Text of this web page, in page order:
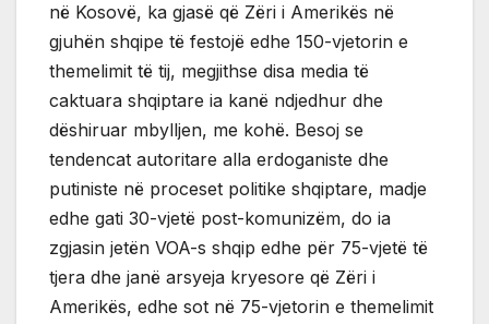
në Kosovë, ka gjasë që Zëri i Amerikës në
gjuhën shqipe të festojë edhe 150-vjetorin e
themelimit të tij, megjithse disa media të
caktuara shqiptare ia kanë ndjedhur dhe
dëshiruar mbylljen, me kohë. Besoj se
tendencat autoritare alla erdoganiste dhe
putiniste në proceset politike shqiptare, madje
edhe gati 30-vjetë post-komunizëm, do ia
zgjasin jetën VOA-s shqip edhe për 75-vjetë të
tjera dhe janë arsyeja kryesore që Zëri i
Amerikës, edhe sot në 75-vjetorin e themelimit